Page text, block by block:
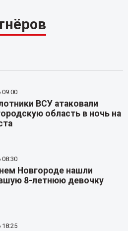
09:00
ВСУ атаковали
область в ночь на
08:30
Новгороде нашли
8-летнюю девочку
18:25